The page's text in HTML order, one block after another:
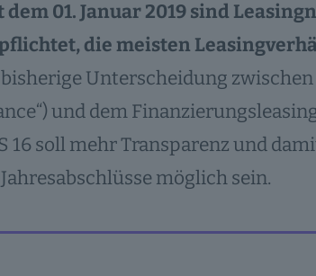
dem 01. Januar 2019 sind
die meisten
Unterscheidung
und dem
16 soll mehr Transparenz und
möglich sein.